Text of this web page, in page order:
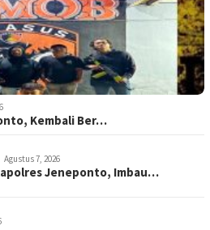
Kembali Ber…
Agustus 7, 2026
Jeneponto, Imbau…